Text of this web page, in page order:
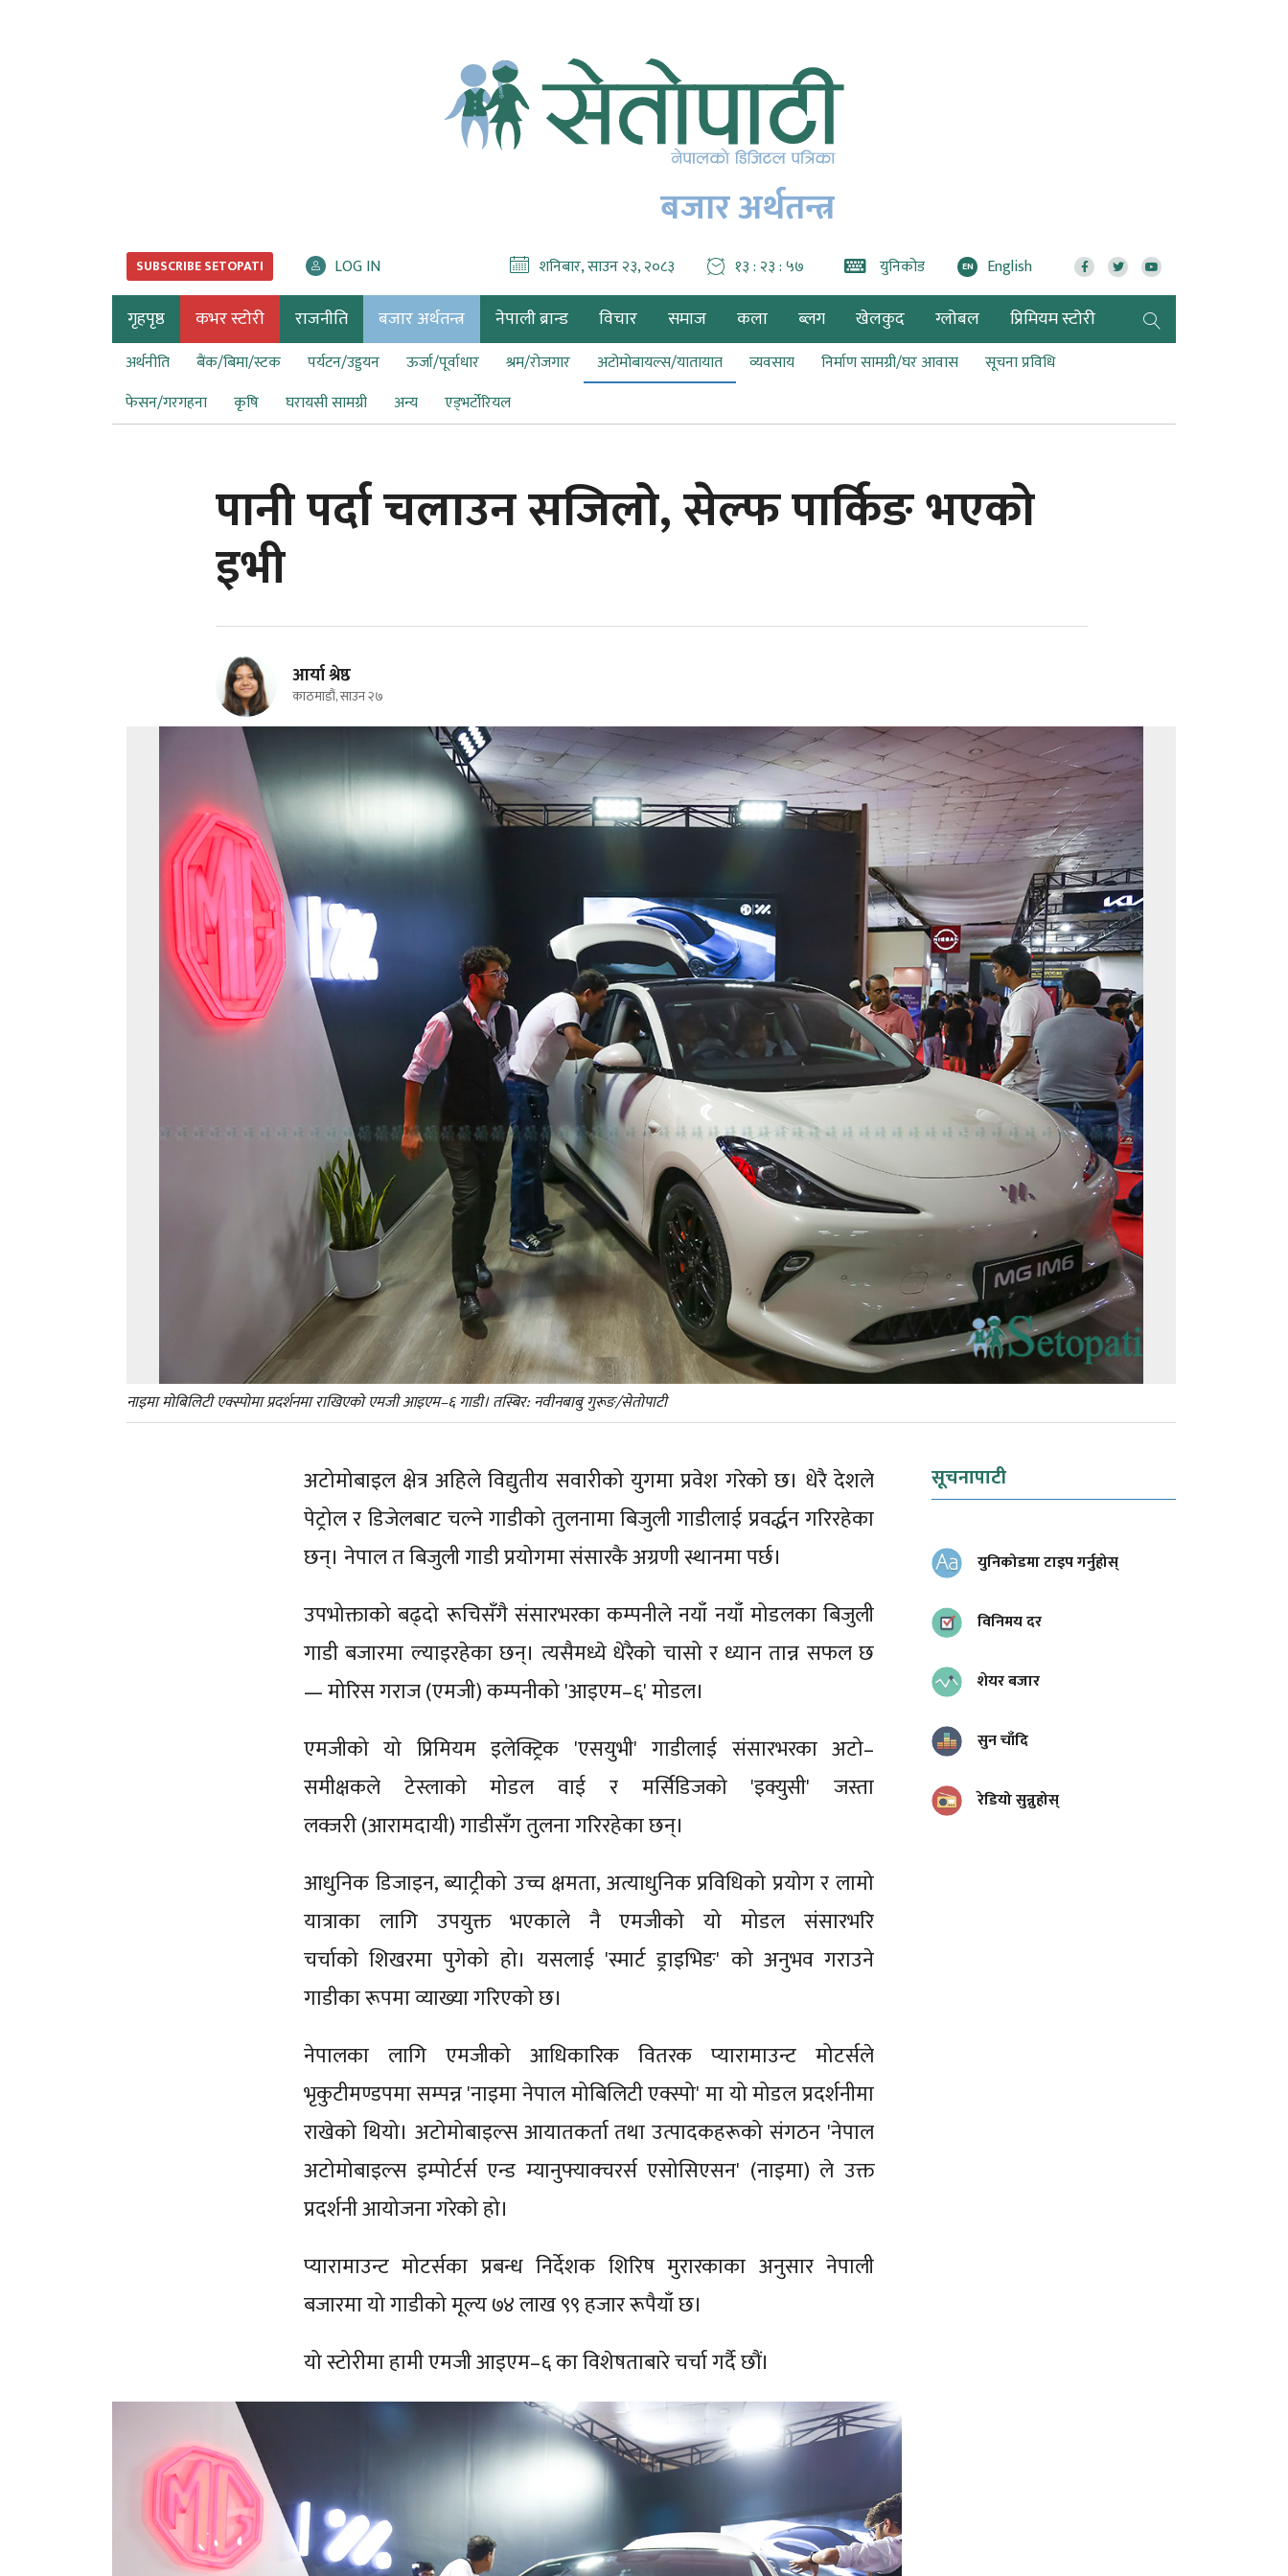
बजार अर्थतन्त्र
SUBSCRIBE SETOPATI LOG IN शनिबार, साउन २३, २०८३ १३ : २३ : ५९ युनिकोड EN English
गृहपृष्ठ कभर स्टोरी राजनीति बजार अर्थतन्त्र नेपाली ब्रान्ड विचार समाज कला ब्लग खेलकुद ग्लोबल प्रिमियम स्टोरी
अर्थनीति बैंक/बिमा/स्टक पर्यटन/उड्डयन ऊर्जा/पूर्वाधार श्रम/रोजगार अटोमोबायल्स/यातायात व्यवसाय निर्माण सामग्री/घर आवास
सूचना प्रविधि
फेसन/गरगहना
कृषि घरायसी सामग्री अन्य एड्भर्टोरियल
पानी पर्दा चलाउन सजिलो, सेल्फ पार्किङ भएको
इभी
आर्या श्रेष्ठ
काठमाडौं, साउन २७
नाइमा मोबिलिटी एक्स्पोमा प्रदर्शनमा राखिएको एमजी आइएम–६ गाडी। तस्बिर: नवीनबाबु गुरूङ/सेतोपाटी
अटोमोबाइल क्षेत्र अहिले विद्युतीय सवारीको युगमा प्रवेश गरेको छ। धेरै देशले
पेट्रोल र डिजेलबाट चल्ने गाडीको तुलनामा बिजुली गाडीलाई प्रवर्द्धन गरिरहेका
छन्। नेपाल त बिजुली गाडी प्रयोगमा संसारकै अग्रणी स्थानमा पर्छ।
उपभोक्ताको बढ्दो रूचिसँगै संसारभरका कम्पनीले नयाँ नयाँ मोडलका बिजुली
गाडी बजारमा ल्याइरहेका छन्। त्यसैमध्ये धेरैको चासो र ध्यान तान्न सफल छ
— मोरिस गराज (एमजी) कम्पनीको 'आइएम–६' मोडल।
एमजीको यो प्रिमियम इलेक्ट्रिक 'एसयुभी' गाडीलाई संसारभरका अटो–
समीक्षकले टेस्लाको मोडल वाई र मर्सिडिजको 'इक्युसी' जस्ता
लक्जरी (आरामदायी) गाडीसँग तुलना गरिरहेका छन्।
आधुनिक डिजाइन, ब्याट्रीको उच्च क्षमता, अत्याधुनिक प्रविधिको प्रयोग र लामो
यात्राका लागि उपयुक्त भएकाले नै एमजीको यो मोडल संसारभरि
चर्चाको शिखरमा पुगेको हो। यसलाई 'स्मार्ट ड्राइभिङ' को अनुभव गराउने
गाडीका रूपमा व्याख्या गरिएको छ।
नेपालका लागि एमजीको आधिकारिक वितरक प्यारामाउन्ट मोटर्सले
भृकुटीमण्डपमा सम्पन्न 'नाइमा नेपाल मोबिलिटी एक्स्पो' मा यो मोडल प्रदर्शनीमा
राखेको थियो। अटोमोबाइल्स आयातकर्ता तथा उत्पादकहरूको संगठन 'नेपाल
अटोमोबाइल्स इम्पोर्टर्स एन्ड म्यानुफ्याक्चरर्स एसोसिएसन' (नाइमा) ले उक्त
प्रदर्शनी आयोजना गरेको हो।
प्यारामाउन्ट मोटर्सका प्रबन्ध निर्देशक शिरिष मुरारकाका अनुसार नेपाली
बजारमा यो गाडीको मूल्य ७४ लाख ९९ हजार रूपैयाँ छ।
यो स्टोरीमा हामी एमजी आइएम–६ का विशेषताबारे चर्चा गर्दै छौं।
सूचनापाटी
युनिकोडमा टाइप गर्नुहोस्
विनिमय दर
शेयर बजार
सुन चाँदि
रेडियो सुन्नुहोस्